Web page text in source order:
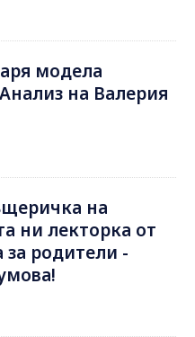
модела
на Валерия
на
ни лекторка от
родители -